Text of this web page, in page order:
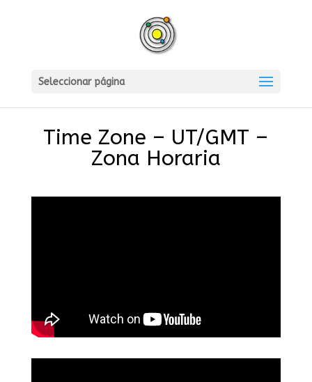
Seleccionar página
Time Zone – UT/GMT –
Zona Horaria